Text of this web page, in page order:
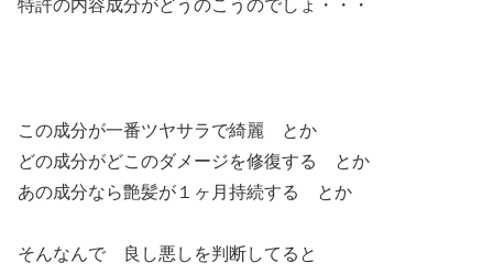
特許の内容成分がどうのこうのでしょ・・・
この成分が一番ツヤサラで綺麗 とか
どの成分がどこのダメージを修復する とか
あの成分なら艶髪が１ヶ月持続する とか
そんなんで 良し悪しを判断してると